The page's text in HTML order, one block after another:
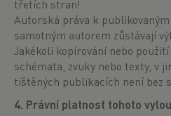
třetích stran!
Autorská práva k
samotným autorem zůstávají
Jakékoli kopírování nebo
schémata, zvuky nebo texty, v
tištěných publikacích není bez
4. Právní platnost tohoto